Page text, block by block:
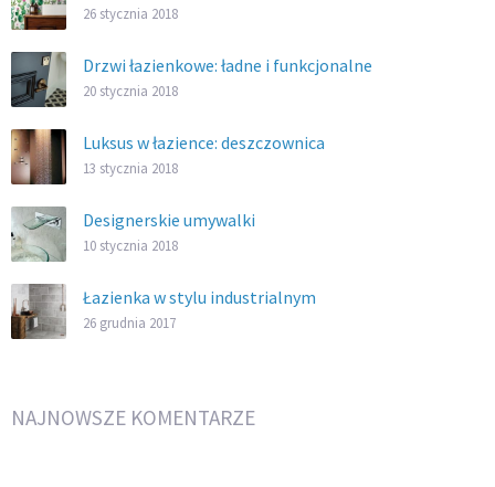
26 stycznia 2018
Drzwi łazienkowe: ładne i funkcjonalne
20 stycznia 2018
Luksus w łazience: deszczownica
13 stycznia 2018
Designerskie umywalki
10 stycznia 2018
Łazienka w stylu industrialnym
26 grudnia 2017
NAJNOWSZE KOMENTARZE